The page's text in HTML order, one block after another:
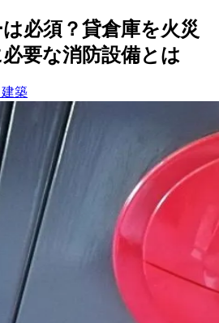
必須？貸倉庫を火災
要な消防設備とは
築